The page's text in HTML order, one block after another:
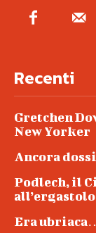
Recenti
Gretchen
New Yorker
Ancora
Podlech, il
all’ergastolo
Era